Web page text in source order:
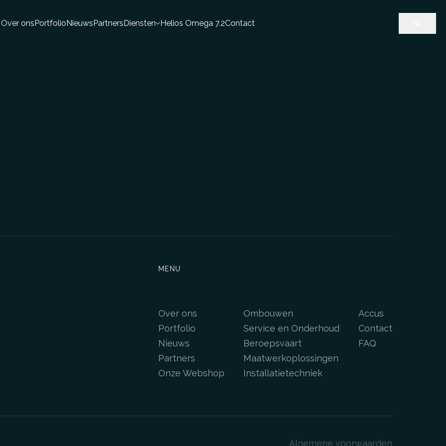
Over onsPortfolioNieuwsPartnersDiensten Helios Omega 7.2Contact
MENU
Over ons
Portfolio
Nieuws
Partners
Onze Webshop
Ombouwen
Service en Onderhoud
Beroepsvaart
Maatwerkoplossingen
Installatietechniek
Accus
Contact
FAQ
Algemene voorwaarden